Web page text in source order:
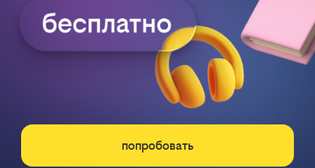
попробовать